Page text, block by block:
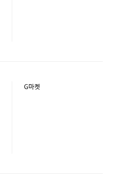
G마켓